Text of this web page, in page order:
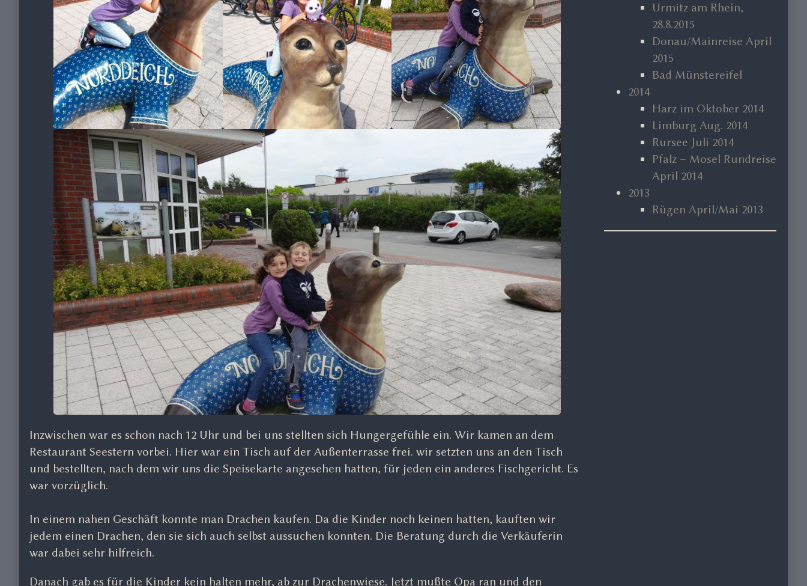
Inzwischen war es schon nach 12 Uhr und bei uns stellten sich Hungergefühle ein. Wir kamen an dem
Restaurant Seestern vorbei. Hier war ein Tisch auf der Außenterrasse frei. wir setzten uns an den Tisch
und bestellten, nach dem wir uns die Speisekarte angesehen hatten, für jeden ein anderes Fischgericht. Es
war vorzüglich.
In einem nahen Geschäft konnte man Drachen kaufen. Da die Kinder noch keinen hatten, kauften wir
jedem einen Drachen, den sie sich auch selbst aussuchen konnten. Die Beratung durch die Verkäuferin
war dabei sehr hilfreich.
Danach gab es für die Kinder kein halten mehr, ab zur Drachenwiese. Jetzt mußte Opa ran und den
Urmitz am Rhein,
28.8.2015
Donau/Mainreise April
2015
Bad Münstereifel
2014
Harz im Oktober 2014
Limburg Aug. 2014
Rursee Juli 2014
Pfalz – Mosel Rundreise
April 2014
2013
Rügen April/Mai 2013